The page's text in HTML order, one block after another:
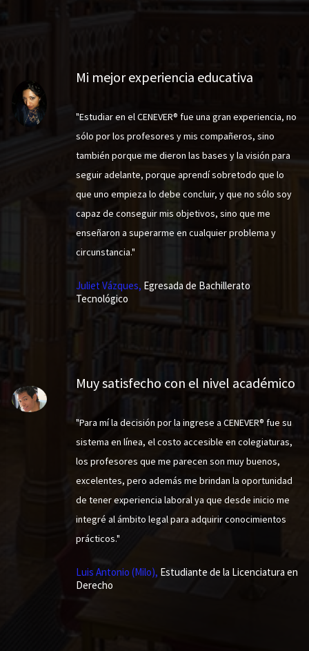
Mi mejor experiencia educativa
"Estudiar en el CENEVER® fue una gran experiencia, no
sólo por los profesores y mis compañeros, sino
también porque me dieron las bases y la visión para
seguir adelante, porque aprendí sobretodo que lo
que uno empieza lo debe concluir, y que no sólo soy
capaz de conseguir mis objetivos, sino que me
enseñaron a superarme en cualquier problema y
circunstancia."
Juliet Vázques, Egresada de Bachillerato
Tecnológico
Muy satisfecho con el nivel académico
"Para mí la decisión por la ingrese a CENEVER® fue su
sistema en línea, el costo accesible en colegiaturas,
los profesores que me parecen son muy buenos,
excelentes, pero además me brindan la oportunidad
de tener experiencia laboral ya que desde inicio me
integré al ámbito legal para adquirir conocimientos
prácticos."
Luis Antonio (Milo), Estudiante de la Licenciatura en
Derecho